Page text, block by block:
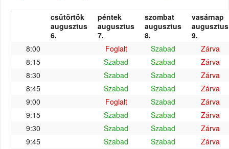
csütörtök
augusztus
6.
péntek
augusztus
7.
szombat
augusztus
8.
vasárnap
augusztus
9.
8:00
Foglalt Szabad
Zárva
8:15
Szabad Szabad
Zárva
8:30
Szabad Szabad
Zárva
8:45
Szabad Szabad
Zárva
9:00
Foglalt Szabad
Zárva
9:15
Szabad Szabad
Zárva
9:30
Szabad Szabad
Zárva
9:45
Szabad Szabad
Zárva